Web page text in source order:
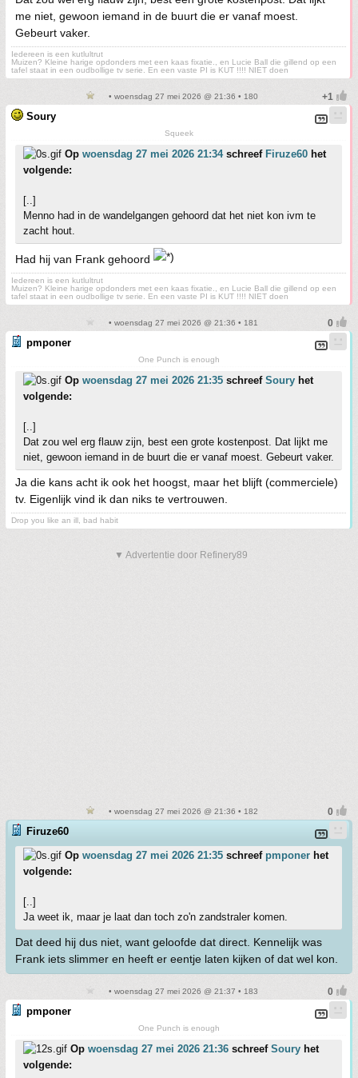
me niet, gewoon iemand in de buurt die er vanaf moest.
Gebeurt vaker.
Iedereen is een kutlultrut
Muizen? Kleine harige opdonders met een kaas fixatie., en Lucie Ball die gillend op een
tafel staat in een oudbollige tv serie. En een vaste PI is KUT !!!! NIET doen
• woensdag 27 mei 2026 @ 21:36 • 180
Soury
Squeek
Op woensdag 27 mei 2026 21:34schreef Firuze60 het
volgende:
[..]
Menno had in de wandelgangen gehoord dat het niet kon ivm te
zacht hout.
Had hij van Frank gehoord
Iedereen is een kutlultrut
Muizen? Kleine harige opdonders met een kaas fixatie., en Lucie Ball die gillend op een
tafel staat in een oudbollige tv serie. En een vaste PI is KUT !!!! NIET doen
• woensdag 27 mei 2026 @ 21:36 • 181
pmponer
One Punch is enough
Op woensdag 27 mei 2026 21:35 schreef Soury het
volgende:
[..]
Dat zou wel erg flauw zijn, best een grote kostenpost. Dat lijkt me
niet, gewoon iemand in de buurt die er vanaf moest. Gebeurt vaker.
Ja die kans acht ik ook het hoogst, maar het blijft (commerciele)
tv. Eigenlijk vind ik dan niks te vertrouwen.
Drop you like an ill, bad habit
▼ Advertentie door Refinery89
• woensdag 27 mei 2026 @ 21:36 • 182
Firuze60
Op woensdag 27 mei 2026 21:35 schreef pmponer het
volgende:
[..]
Ja weet ik, maar je laat dan toch zo'n zandstraler komen.
Dat deed hij dus niet, want geloofde dat direct. Kennelijk was
Frank iets slimmer en heeft er eentje laten kijken of dat wel kon.
• woensdag 27 mei 2026 @ 21:37 • 183
pmponer
One Punch is enough
Op woensdag 27 mei 2026 21:36 schreef Soury het
volgende: